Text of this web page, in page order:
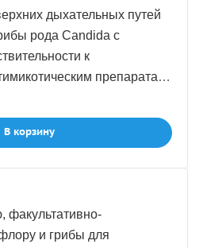
дыхательных путей
рода Candida с
к
препаратам,
В корзину
факультативно-
и грибы для